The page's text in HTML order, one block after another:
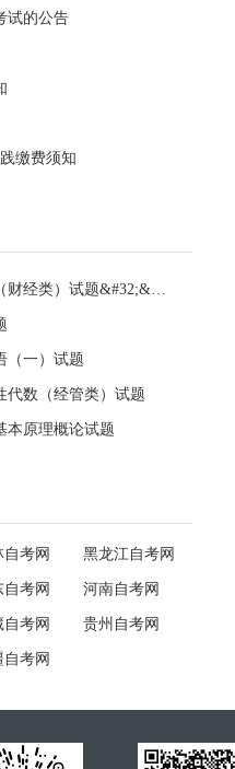
试的公告
缴费须知
全国2024年4月自学考试经济法概论（财经类）试题&#32;&#32;
（一）试题
代数（经管类）试题
本原理概论试题
自考网 黑龙江自考网
自考网 河南自考网
自考网 贵州自考网
自考网